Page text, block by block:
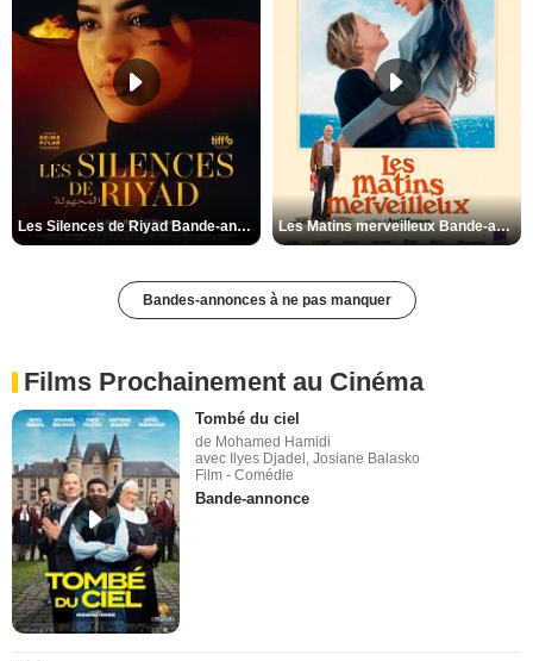
Les Silences de Riyad Bande-annonce VO STFR Les Matins merveilleux Bande-annonce VF
Bandes-annonces à ne pas manquer
Films Prochainement au Cinéma
Tombé du ciel
de Mohamed Hamidi
avec Ilyes Djadel, Josiane Balasko
Film - Comédie
Bande-annonce